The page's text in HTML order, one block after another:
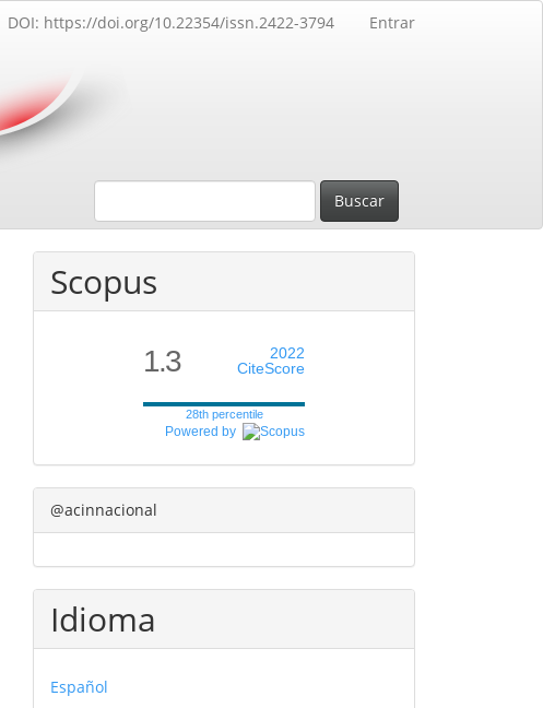
DOI: https://doi.org/10.22354/issn.2422-3794 Entrar
Buscar
Scopus
1.3
2022
CiteScore
28th percentile
Powered by
@acinnacional
Idioma
Español